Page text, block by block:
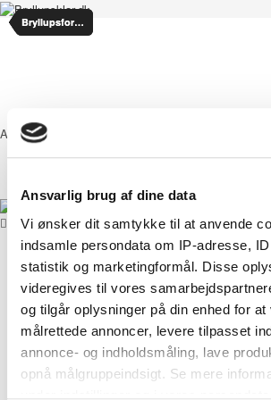
Ansvarlig brug af dine data
Vi ønsker dit samtykke til at anvende
indsamle persondata om IP-adresse,
statistik og marketingformål. Disse
videregives til vores
og tilgår oplysninger på din enhed for at
målrettede annoncer, levere tilpasset
annonce- og indholdsmåling, lave
opnå målgruppeindsigt. Se mere
Bryllupsforum
Annonce ♥
Bryllupsforum
SHOP TILL YOU DROP
Artikler
Debat
Brudekjoler
DIY
Annoncør